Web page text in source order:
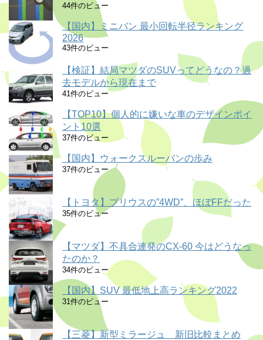
44件のビュー
【国内】ミニバン 最小回転半径ランキング
2026
43件のビュー
【検証】結局マツダのSUVってどうなの？過
去モデルから現在まで
41件のビュー
【TOP10】個人的に嫌いな車のデザインポイ
ント10選
37件のビュー
【国内】ウォークスルーバンの歩み
37件のビュー
【トヨタ】プリウスの”4WD”、ほぼFFだった
35件のビュー
【マツダ】不具合連発のCX-60 今はどうなっ
たのか？
34件のビュー
【国内】SUV 最低地上高ランキング2022
31件のビュー
【三菱】新型ミラージュ 新旧比較まとめ